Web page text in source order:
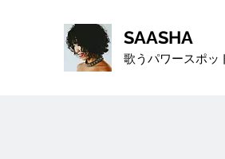
SAASHA
歌うパワースポッ